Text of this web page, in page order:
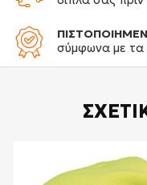
σύμφωνα με